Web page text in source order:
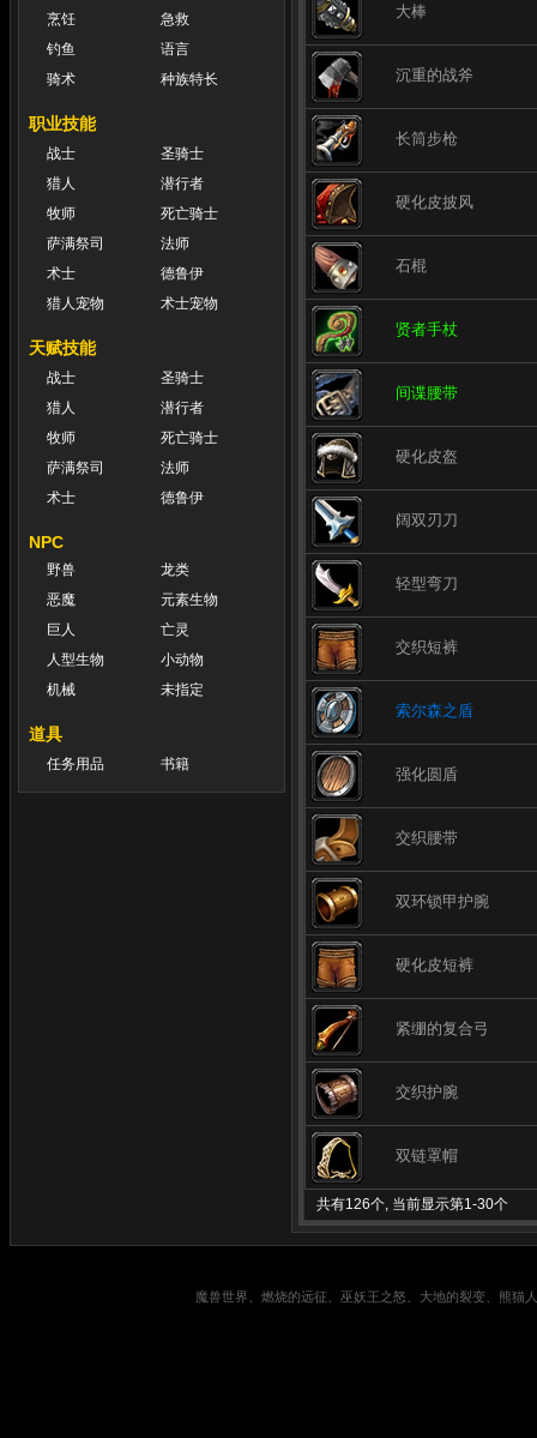
烹饪
急救
钓鱼
语言
骑术
种族特长
职业技能
战士
圣骑士
猎人
潜行者
牧师
死亡骑士
萨满祭司
法师
术士
德鲁伊
猎人宠物
术士宠物
天赋技能
战士
圣骑士
猎人
潜行者
牧师
死亡骑士
萨满祭司
法师
术士
德鲁伊
NPC
野兽
龙类
恶魔
元素生物
巨人
亡灵
人型生物
小动物
机械
未指定
道具
任务用品 书籍
大棒
沉重的战斧
长筒步枪
硬化皮披风
石棍
贤者手杖
间谍腰带
硬化皮盔
阔双刃刀
轻型弯刀
交织短裤
索尔森之盾
强化圆盾
交织腰带
双环锁甲护腕
硬化皮短裤
紧绷的复合弓
交织护腕
双链罩帽
共有126个, 当前显示第1-30个
魔兽世界、燃烧的远征、巫妖王之怒、大地的裂变、熊猫